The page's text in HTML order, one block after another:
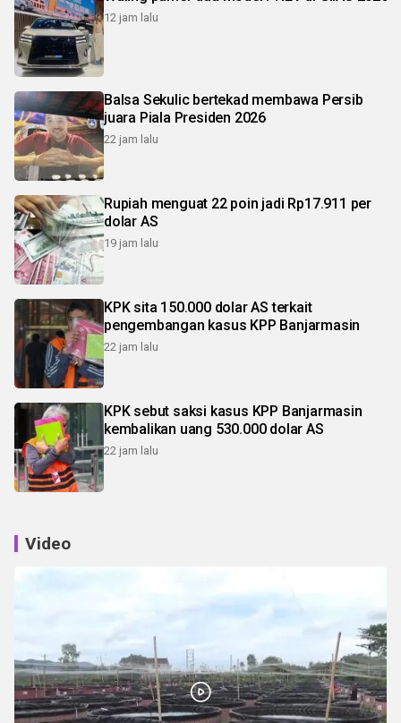
12 jam lalu
Balsa Sekulic bertekad membawa Persib
juara Piala Presiden 2026
22 jam lalu
Rupiah menguat 22 poin jadi Rp17.911 per
dolar AS
19 jam lalu
KPK sita 150.000 dolar AS terkait
pengembangan kasus KPP Banjarmasin
22 jam lalu
KPK sebut saksi kasus KPP Banjarmasin
kembalikan uang 530.000 dolar AS
22 jam lalu
Video